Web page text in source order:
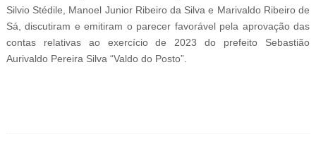
Silvio Stédile, Manoel Junior Ribeiro da Silva e Marivaldo Ribeiro de
Sá, discutiram e emitiram o parecer favorável pela aprovação das
contas relativas ao exercício de 2023 do prefeito Sebastião
Aurivaldo Pereira Silva “Valdo do Posto”.